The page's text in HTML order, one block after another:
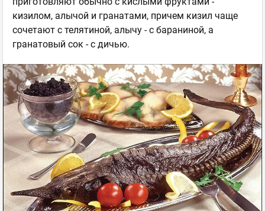
кизилом, алычой и гранатами, причем кизил чаще
сочетают с телятиной, алычу - с бараниной, а
гранатовый сок - с дичью.